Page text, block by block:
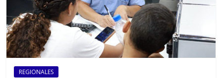
REGIONALES